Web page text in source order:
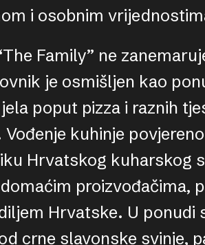
i osobnim
Family” ne
je osmišljen kao
poput pizza i raznih
kuhinje
Hrvatskog kuharskog
proizvođačima,
Hrvatske. U ponudi
crne slavonske svinje,